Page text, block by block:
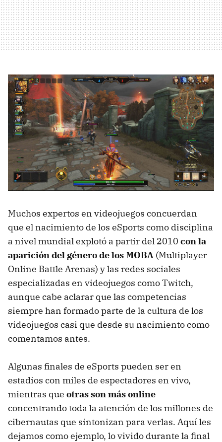
Muchos expertos en videojuegos concuerdan
que el nacimiento de los eSports como disciplina
a nivel mundial explotó a partir del 2010 con la
aparición del género de los MOBA (Multiplayer
Online Battle Arenas) y las redes sociales
especializadas en videojuegos como Twitch,
aunque cabe aclarar que las competencias
siempre han formado parte de la cultura de los
videojuegos casi que desde su nacimiento como
comentamos antes.
Algunas finales de eSports pueden ser en
estadios con miles de espectadores en vivo,
mientras que otras son más online
concentrando toda la atención de los millones de
cibernautas que sintonizan para verlas. Aquí les
dejamos como ejemplo, lo vivido durante la final